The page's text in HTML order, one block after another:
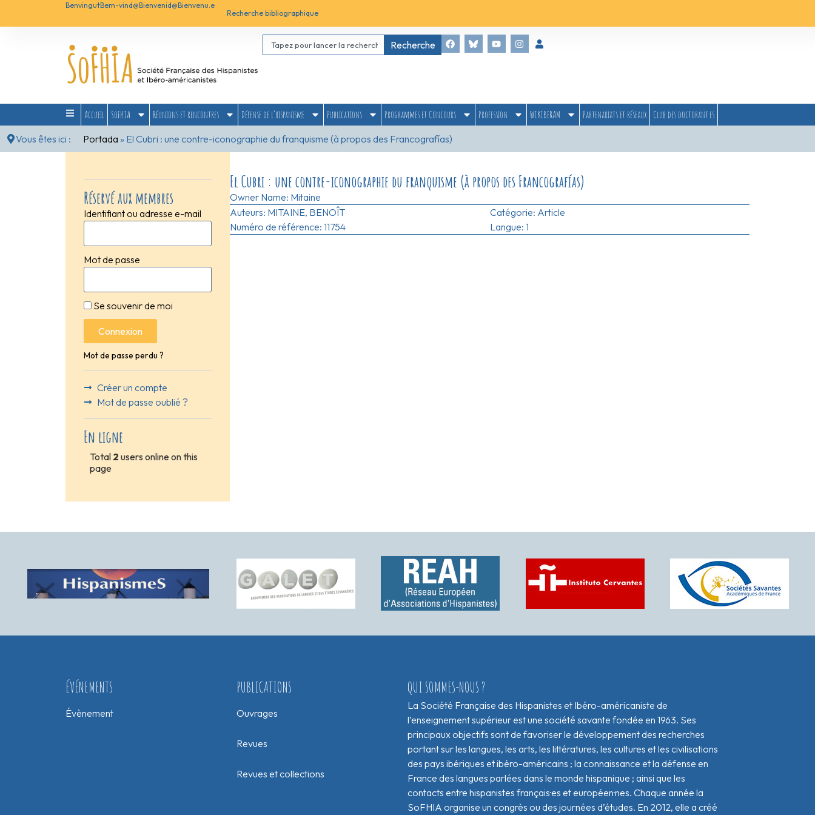
BenvingutBem-vind@Bienvenid@Bienvenu.e
Recherche bibliographique
Recherche
Accueil SoFHIA Réunions et rencontres Défense de l’hispanisme Publications Programmes et Concours Profession WIKIBERAM Partenariats et réseaux
Club des doctorant·es
Vous êtes ici :
Portada » El Cubri : une contre-iconographie du franquisme (à propos des Francografías)
Réservé aux membres
Identifiant ou adresse e-mail
Mot de passe
Se souvenir de moi
Connexion
Mot de passe perdu ?
Créer un compte
Mot de passe oublié ?
En ligne
Total 2 users online on this
page
El Cubri : une contre-iconographie du franquisme (à propos des Francografías)
Owner Name: Mitaine
Auteurs: MITAINE, BENOÎT
Numéro de référence: 11754
Catégorie: Article
Langue: 1
ÉVÉNEMENTS
Évènement
PUBLICATIONS
Ouvrages
Revues
Revues et collections
QUI SOMMES-NOUS ?
La Société Française des Hispanistes et Ibéro-américaniste de
l’enseignement supérieur est une société savante fondée en 1963. Ses
principaux objectifs sont de favoriser le développement des recherches
portant sur les langues, les arts, les littératures, les cultures et les civilisations
des pays ibériques et ibéro-américains ; la connaissance et la défense en
France des langues parlées dans le monde hispanique ; ainsi que les
contacts entre hispanistes français·es et européen·nes. Chaque année la
SoFHIA organise un congrès ou des journées d’études. En 2012, elle a créé